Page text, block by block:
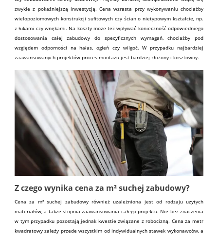
zwykle z pokaźniejszą inwestycją. Cena wzrasta przy wykonywaniu chociażby
wielopoziomowych konstrukcji sufitowych czy ścian o nietypowym kształcie, np.
z łukami czy wnękami. Na koszty może też wpływać konieczność odpowiedniego
dostosowania całej zabudowy do specyficznych wymagań, chociażby pod
względem odporności na hałas, ogień czy wilgoć. W przypadku najbardziej
zaawansowanych projektów proces montażu jest bardziej złożony i kosztowny.
Z czego wynika cena za m² suchej zabudowy?
Cena za m² suchej zabudowy również uzależniona jest od rodzaju użytych
materiałów, a także stopnia zaawansowania całego projektu. Nie bez znaczenia
w tym przypadku pozostają jednak kwestie związane z robocizną. Cena za metr
kwadratowy zależy przede wszystkim od indywidualnych stawek wykonawców, a